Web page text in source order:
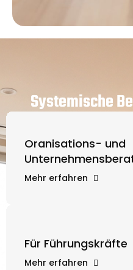
Systemische
Oranisations- und
Mehr erfahren
Für Führungskräfte
Mehr erfahren